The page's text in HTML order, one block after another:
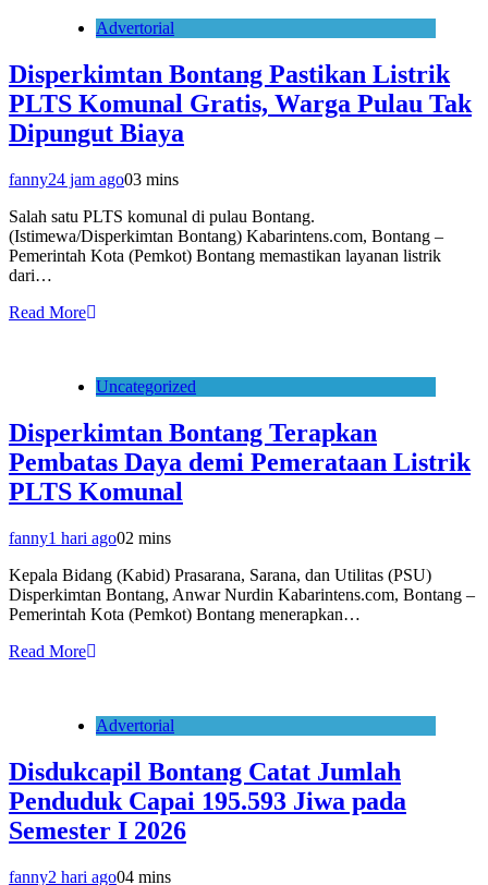
Advertorial
Disperkimtan Bontang Pastikan Listrik
PLTS Komunal Gratis, Warga Pulau Tak
Dipungut Biaya
fanny24 jam ago03 mins
Salah satu PLTS komunal di pulau Bontang.
(Istimewa/Disperkimtan Bontang) Kabarintens.com, Bontang –
Pemerintah Kota (Pemkot) Bontang memastikan layanan listrik
dari…
Read More
Uncategorized
Disperkimtan Bontang Terapkan
Pembatas Daya demi Pemerataan Listrik
PLTS Komunal
fanny1 hari ago02 mins
Kepala Bidang (Kabid) Prasarana, Sarana, dan Utilitas (PSU)
Disperkimtan Bontang, Anwar Nurdin Kabarintens.com, Bontang –
Pemerintah Kota (Pemkot) Bontang menerapkan…
Read More
Advertorial
Disdukcapil Bontang Catat Jumlah
Penduduk Capai 195.593 Jiwa pada
Semester I 2026
fanny2 hari ago04 mins